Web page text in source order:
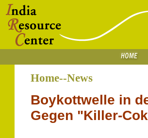
Home--News
Boykottwelle in
Gegen "Killer-